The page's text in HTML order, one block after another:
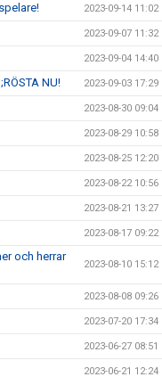
2023-09-14 11:02
2023-09-07 11:32
2023-09-04 14:40
NU! 2023-09-03 17:29
2023-08-30 09:04
2023-08-29 10:58
2023-08-25 12:20
2023-08-22 10:56
2023-08-21 13:27
2023-08-17 09:22
och herrar
2023-08-10 15:12
2023-08-08 09:26
2023-07-20 17:34
2023-06-27 08:51
2023-06-21 12:24